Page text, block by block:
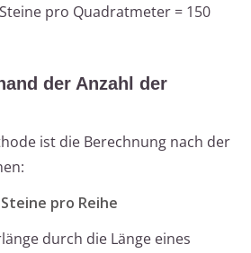
pro Quadratmeter = 150
der Anzahl der
ist die Berechnung nach der
pro Reihe
durch die Länge eines